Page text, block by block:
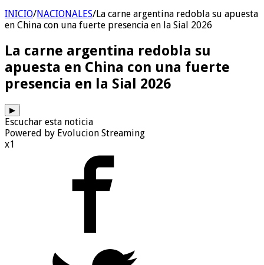
INICIO/NACIONALES/La carne argentina redobla su apuesta
en China con una fuerte presencia en la Sial 2026
La carne argentina redobla su
apuesta en China con una fuerte
presencia en la Sial 2026
▶
Escuchar esta noticia
Powered by Evolucion Streaming
x1